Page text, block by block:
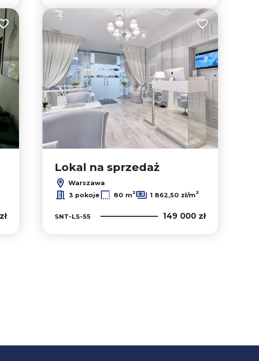
Dodaj do ulubionych Dodaj do
Lokal na sprzedaż
Warszawa
3 pokoje 80 m2 1 862,50 zł/m2
SNT-LS-55 149 000 zł